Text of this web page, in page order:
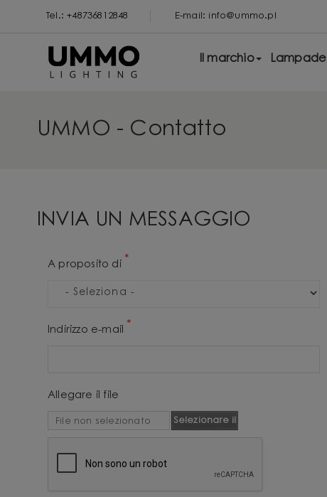
Tel.: +48736812848 E-mail: info@ummo.pl
Il marchio Lampade
UMMO - Contatto
INVIA UN MESSAGGIO
A proposito di *
Indirizzo e-mail *
Allegare il file
File non selezionato Selezionare il